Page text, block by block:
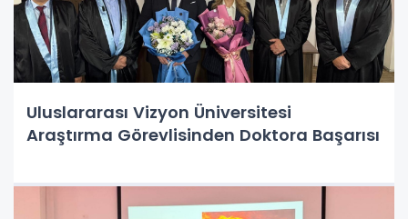
Uluslararası Vizyon Üniversitesi
Araştırma Görevlisinden Doktora Başarısı